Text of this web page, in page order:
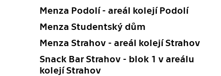
Menza Podolí - areál kolejí Podolí
Menza Studentský dům
Menza Strahov - areál kolejí Strahov
Snack Bar Strahov - blok 1 v areálu
kolejí Strahov